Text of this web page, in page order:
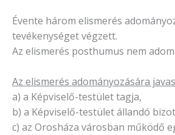
Évente három elismerés
tevékenységet végzett.
Az elismerés posthumus nem
Az elismerés adományozására
a) a Képviselő-testület tagja,
b) a Képviselő-testület állandó
c) az Orosháza városban működő